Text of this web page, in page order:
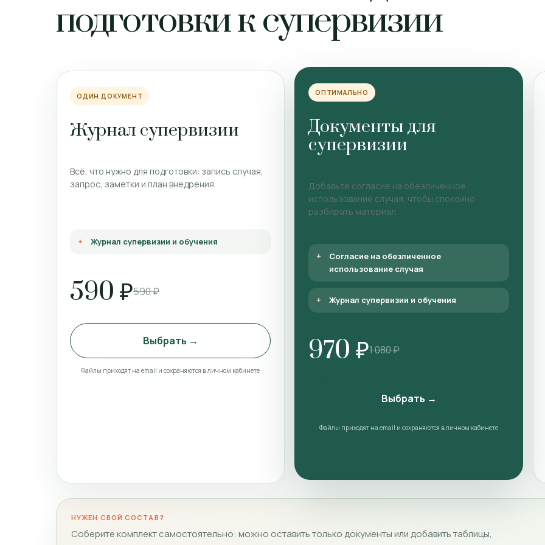
подготовки к супервизии
ОДИН ДОКУМЕНТ
Журнал супервизии
Всё, что нужно для подготовки: запись случая,
запрос, заметки и план внедрения.
Журнал супервизии и обучения
590 ₽590 ₽
Выбрать →
Файлы приходят на email и сохраняются в личном кабинете
ОПТИМАЛЬНО
Документы для
супервизии
Добавьте согласие на обезличенное
использование случая, чтобы спокойно
разбирать материал.
Согласие на обезличенное
использование случая
Журнал супервизии и обучения
970 ₽1 080 ₽
Выбрать →
Файлы приходят на email и сохраняются в личном кабинете
НУЖЕН СВОЙ СОСТАВ?
Соберите комплект самостоятельно: можно оставить только документы или добавить таблицы,